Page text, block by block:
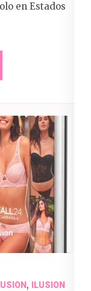
en Estados
, ILUSION